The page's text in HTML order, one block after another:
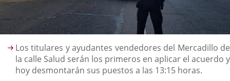
Descripción
Los titulares y ayudantes vendedores del Mercadillo de
la calle Salud serán los primeros en aplicar el acuerdo y
hoy desmontarán sus puestos a las 13:15 horas.